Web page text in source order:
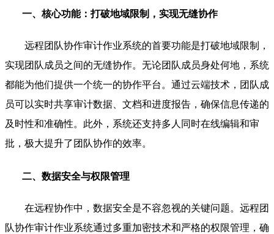
一、核心功能：打破地域限制，实现无缝协作
远程团队协作审计作业系统的首要功能是打破地域限制，
实现团队成员之间的无缝协作。无论团队成员身处何地，系统
都能为他们提供一个统一的协作平台。通过云端技术，团队成
员可以实时共享审计数据、文档和进度报告，确保信息传递的
及时性和准确性。此外，系统还支持多人同时在线编辑和审
批，极大提升了团队协作的效率。
二、数据安全与权限管理
在远程协作中，数据安全是不容忽视的关键问题。远程团
队协作审计作业系统通过多重加密技术和严格的权限管理，确